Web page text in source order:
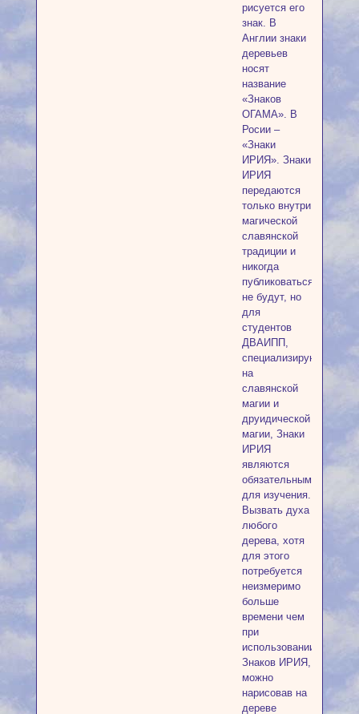
рисуется его
знак. В
Англии знаки
деревьев
носят
название
«Знаков
ОГАМА». В
Росии –
«Знаки
ИРИЯ». Знаки
ИРИЯ
передаются
только внутри
магической
славянской
традиции и
никогда
публиковаться
не будут, но
для
студентов
ДВАИПП,
специализирующихся
на
славянской
магии и
друидической
магии, Знаки
ИРИЯ
являются
обязательными
для изучения.
Вызвать духа
любого
дерева, хотя
для этого
потребуется
неизмеримо
больше
времени чем
при
использовании
Знаков ИРИЯ,
можно
нарисовав на
дереве